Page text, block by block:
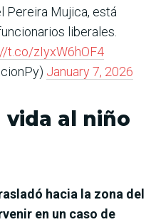
Pereira Mujica, está
liberales.
t.co/zIyxW6hOF4
January 7, 2026
vida al niño
hacia la zona del
en un caso de